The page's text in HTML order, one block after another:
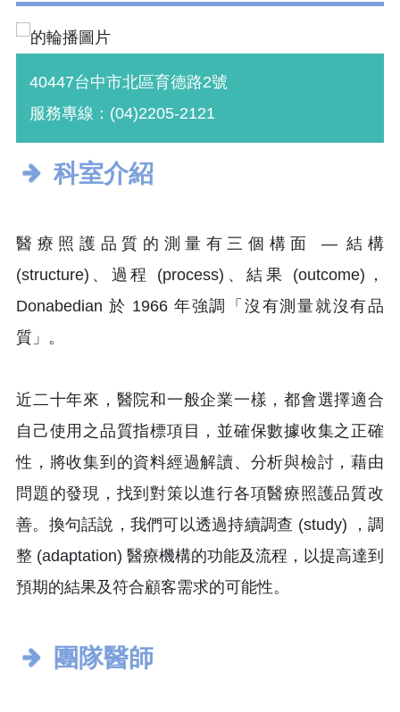
40447台中市北區育德路2號
服務專線：(04)2205-2121
科室介紹
醫療照護品質的測量有三個構面 — 結構
(structure)、過程 (process)、結果 (outcome)，
Donabedian 於 1966 年強調「沒有測量就沒有品
質」。
近二十年來，醫院和一般企業一樣，都會選擇適合
自己使用之品質指標項目，並確保數據收集之正確
性，將收集到的資料經過解讀、分析與檢討，藉由
問題的發現，找到對策以進行各項醫療照護品質改
善。換句話說，我們可以透過持續調查 (study) ，調
整 (adaptation) 醫療機構的功能及流程，以提高達到
預期的結果及符合顧客需求的可能性。
團隊醫師